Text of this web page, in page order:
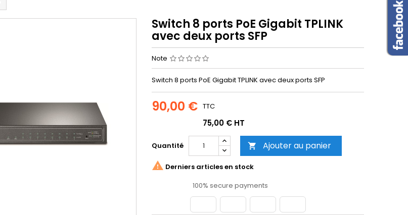
Switch 8 ports PoE Gigabit TPLINK
avec deux ports SFP
Note
Switch 8 ports PoE Gigabit TPLINK avec deux ports SFP
90,00 € TTC
75,00 € HT
Quantité  Ajouter au panier
 Derniers articles en stock
100% secure payments